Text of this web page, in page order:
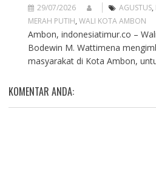
29/07/2026 AGUSTUS,
MERAH PUTIH, WALI KOTA AMBON
Ambon, indonesiatimur.co –
Bodewin M. Wattimena
masyarakat di Kota Ambon,
KOMENTAR ANDA: